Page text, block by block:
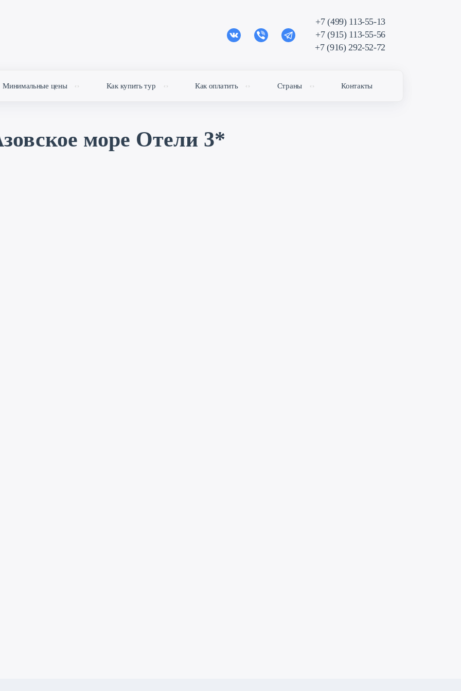
+7 (499) 113-55-13
+7 (915) 113-55-56
+7 (916) 292-52-72
Минимальные цены Как купить тур Как оплатить Страны Контакты
море Отели 3*